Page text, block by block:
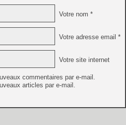
Votre nom *
Votre adresse email *
Votre site internet
commentaires par e-mail.
articles par e-mail.